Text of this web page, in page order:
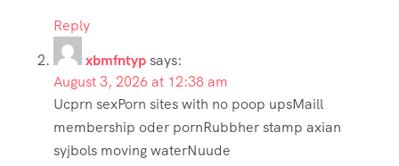
Reply
xbmfntypsays:
August 3, 2026 at 12:38 am
Ucprn sexPorn sites with no poop upsMaill
membership oder pornRubbher stamp axian
syjbols moving waterNuude